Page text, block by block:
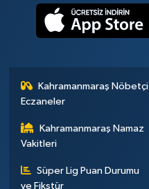
Kahramanmaraş Nöbetçi
Eczaneler
Kahramanmaraş Namaz
Vakitleri
Süper Lig Puan Durumu
ve Fikstür